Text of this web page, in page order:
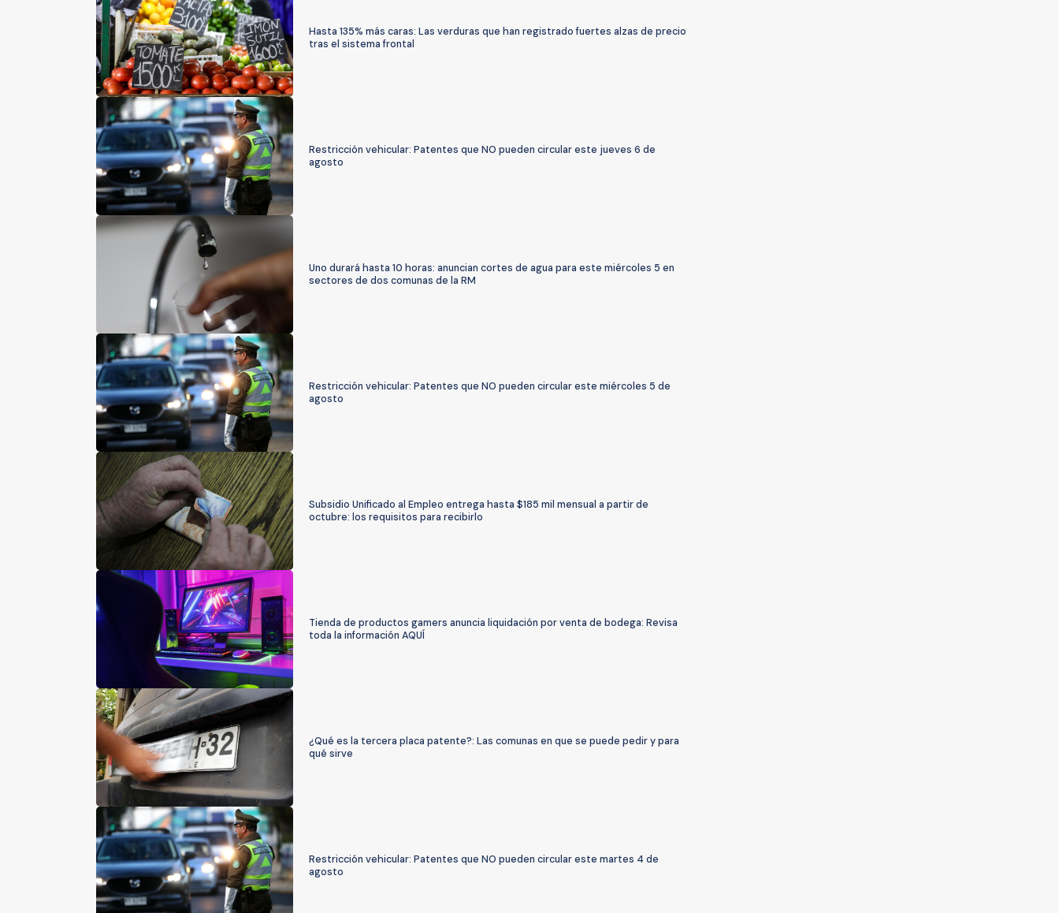
Hasta 135% más caras: Las verduras que han registrado fuertes alzas de precio
tras el sistema frontal
Restricción vehicular: Patentes que NO pueden circular este jueves 6 de
agosto
Uno durará hasta 10 horas: anuncian cortes de agua para este miércoles 5 en
sectores de dos comunas de la RM
Restricción vehicular: Patentes que NO pueden circular este miércoles 5 de
agosto
Subsidio Unificado al Empleo entrega hasta $185 mil mensual a partir de
octubre: los requisitos para recibirlo
Tienda de productos gamers anuncia liquidación por venta de bodega: Revisa
toda la información AQUÍ
¿Qué es la tercera placa patente?: Las comunas en que se puede pedir y para
qué sirve
Restricción vehicular: Patentes que NO pueden circular este martes 4 de
agosto